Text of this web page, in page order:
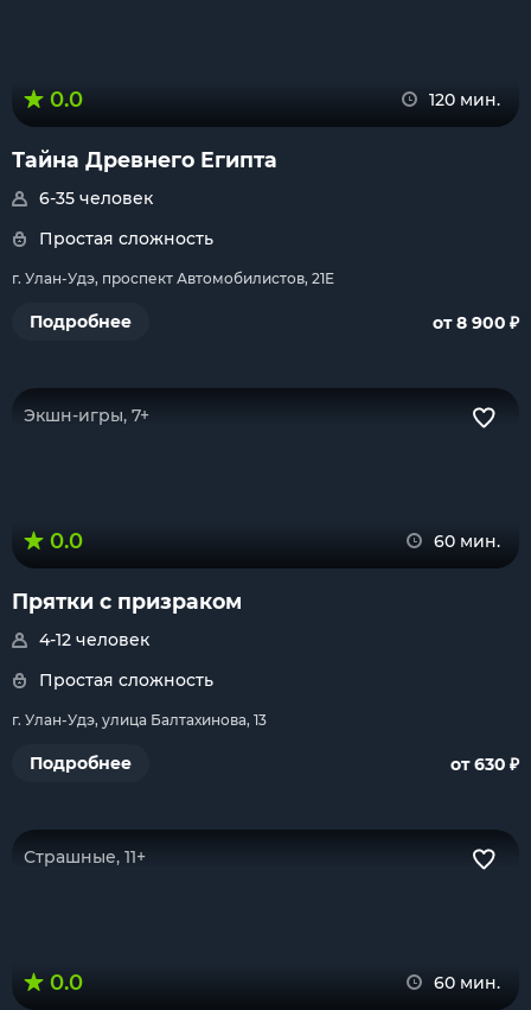
0.0 120 мин.
Тайна Древнего Египта
6-35 человек
Простая сложность
г. Улан-Удэ, проспект Автомобилистов, 21Е
Подробнее от 8 900 ₽
Экшн-игры, 7+
0.0 60 мин.
Прятки с призраком
4-12 человек
Простая сложность
г. Улан-Удэ, улица Балтахинова, 13
Подробнее от 630 ₽
Страшные, 11+
0.0 60 мин.